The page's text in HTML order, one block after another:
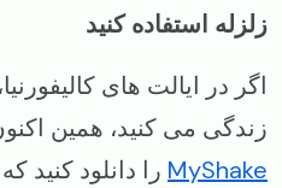
زلزله استفاده کنید
اگر در ایالت های
زندگی می کنید، همین
MyShake را دانلود کنید